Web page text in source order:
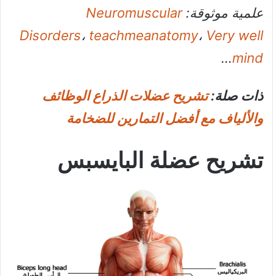
علمية موثوقة:Neuromuscular
Disorders، teachmeanatomy، Very well
mind
…
ذات صلة:تشريح عضلات الذراع الوظائف
والألياف مع أفضل التمارين للضخامة
تشريح عضلة البايسبس